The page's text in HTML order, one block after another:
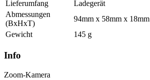
Lieferumfang
Ladegerät
Abmessungen
(BxHxT)
94mm x 58mm x 18mm
Gewicht
145 g
Info
Zoom-Kamera